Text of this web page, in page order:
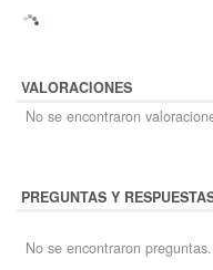
VALORACIONES
No se encontraron
PREGUNTAS Y
No se encontraron